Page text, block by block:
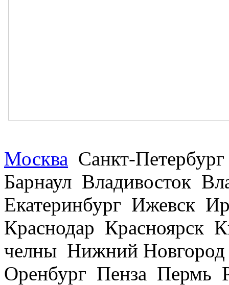
Москва Санкт-
Барнаул Владивосток
Екатеринбург Ижевск
Краснодар Красноярск
челны Нижний
Оренбург Пенза Пермь